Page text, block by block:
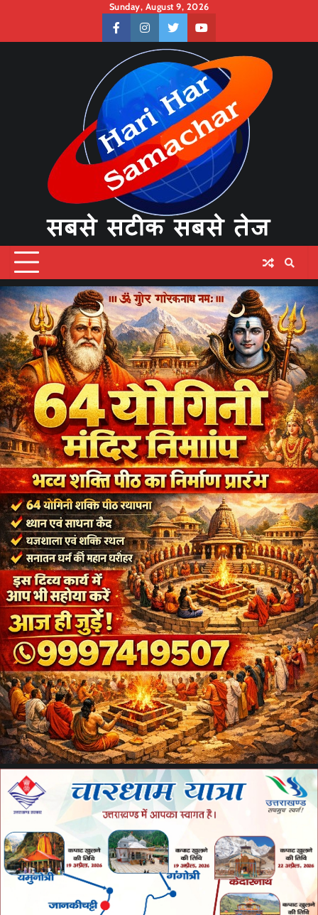
content
Sunday, August 9, 2026
facebookinstagramtwitteryoutube